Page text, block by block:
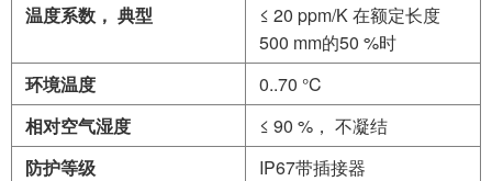
温度系数， 典型
≤ 20 ppm/K 在额定长度
500 mm的50 %时
环境温度
0..70 °C
相对空气湿度
≤ 90 %， 不凝结
防护等级
IP67带插接器